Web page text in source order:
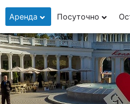
Аренда Посуточно